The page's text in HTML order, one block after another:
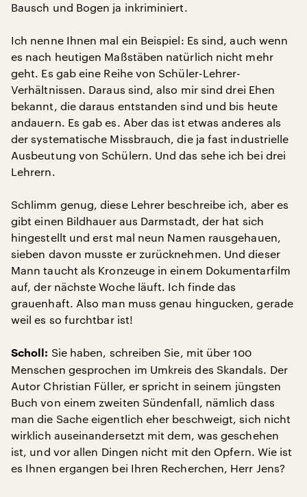
Bausch und Bogen ja inkriminiert.
Ich nenne Ihnen mal ein Beispiel: Es sind, auch wenn
es nach heutigen Maßstäben natürlich nicht mehr
geht. Es gab eine Reihe von Schüler-Lehrer-
Verhältnissen. Daraus sind, also mir sind drei Ehen
bekannt, die daraus entstanden sind und bis heute
andauern. Es gab es. Aber das ist etwas anderes als
der systematische Missbrauch, die ja fast industrielle
Ausbeutung von Schülern. Und das sehe ich bei drei
Lehrern.
Schlimm genug, diese Lehrer beschreibe ich, aber es
gibt einen Bildhauer aus Darmstadt, der hat sich
hingestellt und erst mal neun Namen rausgehauen,
sieben davon musste er zurücknehmen. Und dieser
Mann taucht als Kronzeuge in einem Dokumentarfilm
auf, der nächste Woche läuft. Ich finde das
grauenhaft. Also man muss genau hingucken, gerade
weil es so furchtbar ist!
Scholl: Sie haben, schreiben Sie, mit über 100
Menschen gesprochen im Umkreis des Skandals. Der
Autor Christian Füller, er spricht in seinem jüngsten
Buch von einem zweiten Sündenfall, nämlich dass
man die Sache eigentlich eher beschweigt, sich nicht
wirklich auseinandersetzt mit dem, was geschehen
ist, und vor allen Dingen nicht mit den Opfern. Wie ist
es Ihnen ergangen bei Ihren Recherchen, Herr Jens?